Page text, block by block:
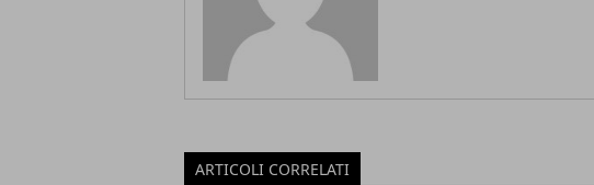
ARTICOLI CORRELATI